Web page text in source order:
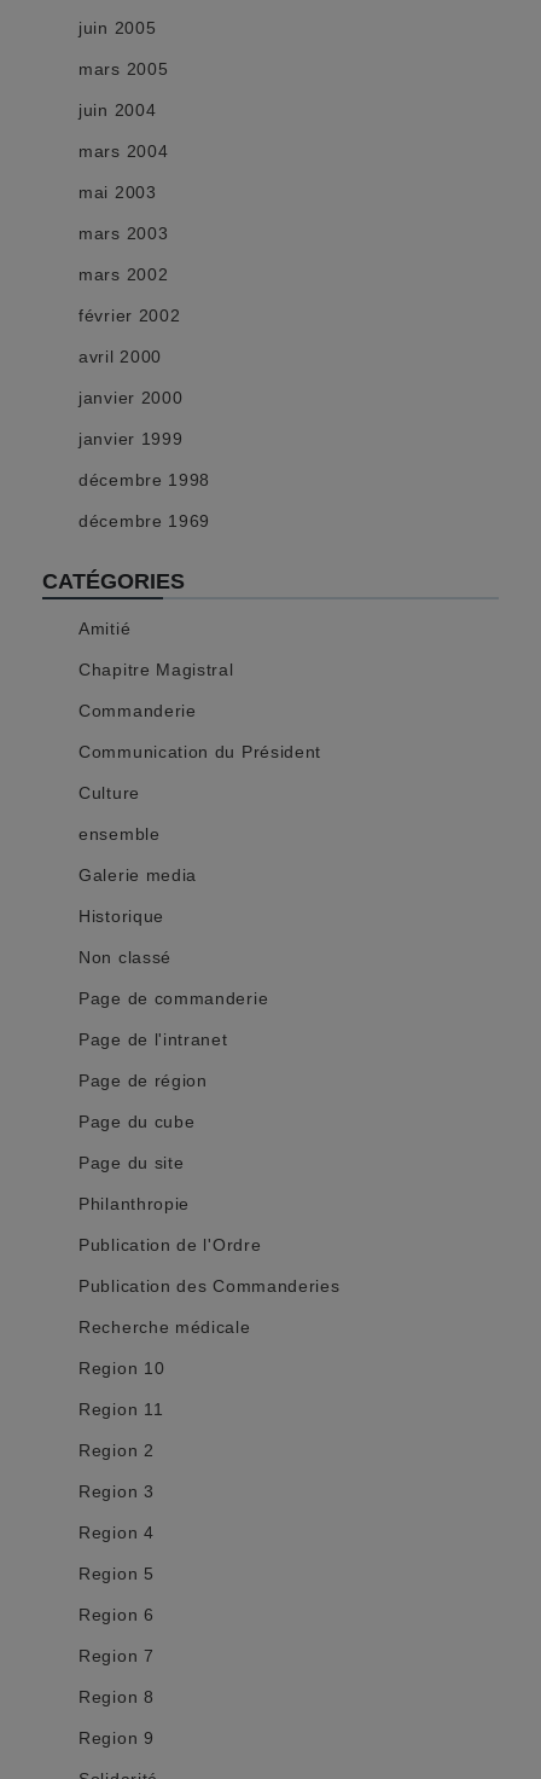
juin 2005
mars 2005
juin 2004
mars 2004
mai 2003
mars 2003
mars 2002
février 2002
avril 2000
janvier 2000
janvier 1999
décembre 1998
décembre 1969
CATÉGORIES
Amitié
Chapitre Magistral
Commanderie
Communication du Président
Culture
ensemble
Galerie media
Historique
Non classé
Page de commanderie
Page de l'intranet
Page de région
Page du cube
Page du site
Philanthropie
Publication de l'Ordre
Publication des Commanderies
Recherche médicale
Region 10
Region 11
Region 2
Region 3
Region 4
Region 5
Region 6
Region 7
Region 8
Region 9